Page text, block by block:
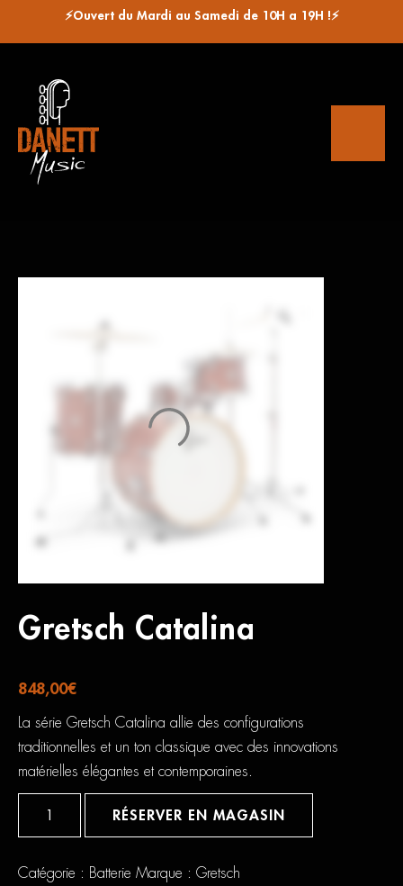
⚡Ouvert du Mardi au Samedi de 10H a 19H !⚡
Gretsch Catalina
848,00€
La série Gretsch Catalina allie des configurations
traditionnelles et un ton classique avec des innovations
matérielles élégantes et contemporaines.
RÉSERVER EN MAGASIN
Catégorie : Batterie Marque : Gretsch